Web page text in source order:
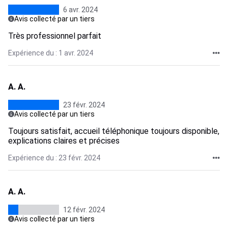
6 avr. 2024
Avis collecté par un tiers
Très professionnel parfait
Expérience du : 1 avr. 2024
A. A.
23 févr. 2024
Avis collecté par un tiers
Toujours satisfait, accueil téléphonique toujours disponible,
explications claires et précises
Expérience du : 23 févr. 2024
A. A.
12 févr. 2024
Avis collecté par un tiers